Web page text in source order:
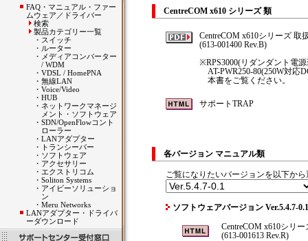
FAQ・マニュアル・ファー
ムウェア／ドライバー
検索
製品カテゴリー一覧
・ スイッチ
・ ルーター
・ メディアコンバーター
/ WDM
・ VDSL / HomePNA
・ 無線LAN
・ Voice/Video
・ HUB
・ ネットワークマネージ
メント・ソフトウェア
・ SDN/OpenFlowコント
ローラー
・ LANアダプター
・
トランシーバー
・ ソフトウェア
・ アクセサリー
・ エクストリコム
・ Soliton Systems
・ アイビーソリューショ
ン
・ Meru Networks
LANアダプター・ドライバ
ーダウンロード
CentreCOM x610 シリーズ 類
CentreCOM x610シリーズ 取
(613-001400 Rev.B)
※RPS3000(リダンダント電
AT-PWR250-80(250W対応
本書をご覧ください。
サポートTRAP
各バージョン マニュアル類
ご覧になりたいバージョンを以下か
ソフトウェアバージョン Ver.5.4.7-
CentreCOM x610シリ
(613-001613 Rev.R)